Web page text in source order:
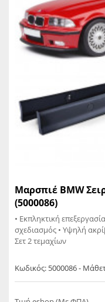
Μαρσπιέ BMW
(5000086)
• Εκπληκτική
σχεδιασμός • Υψηλή
Σετ 2 τεμαχίων
Κωδικός: 5000086 -